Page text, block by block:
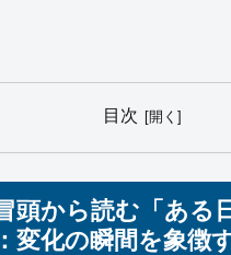
目次
頭から読む「ある
変化の瞬間を象徴